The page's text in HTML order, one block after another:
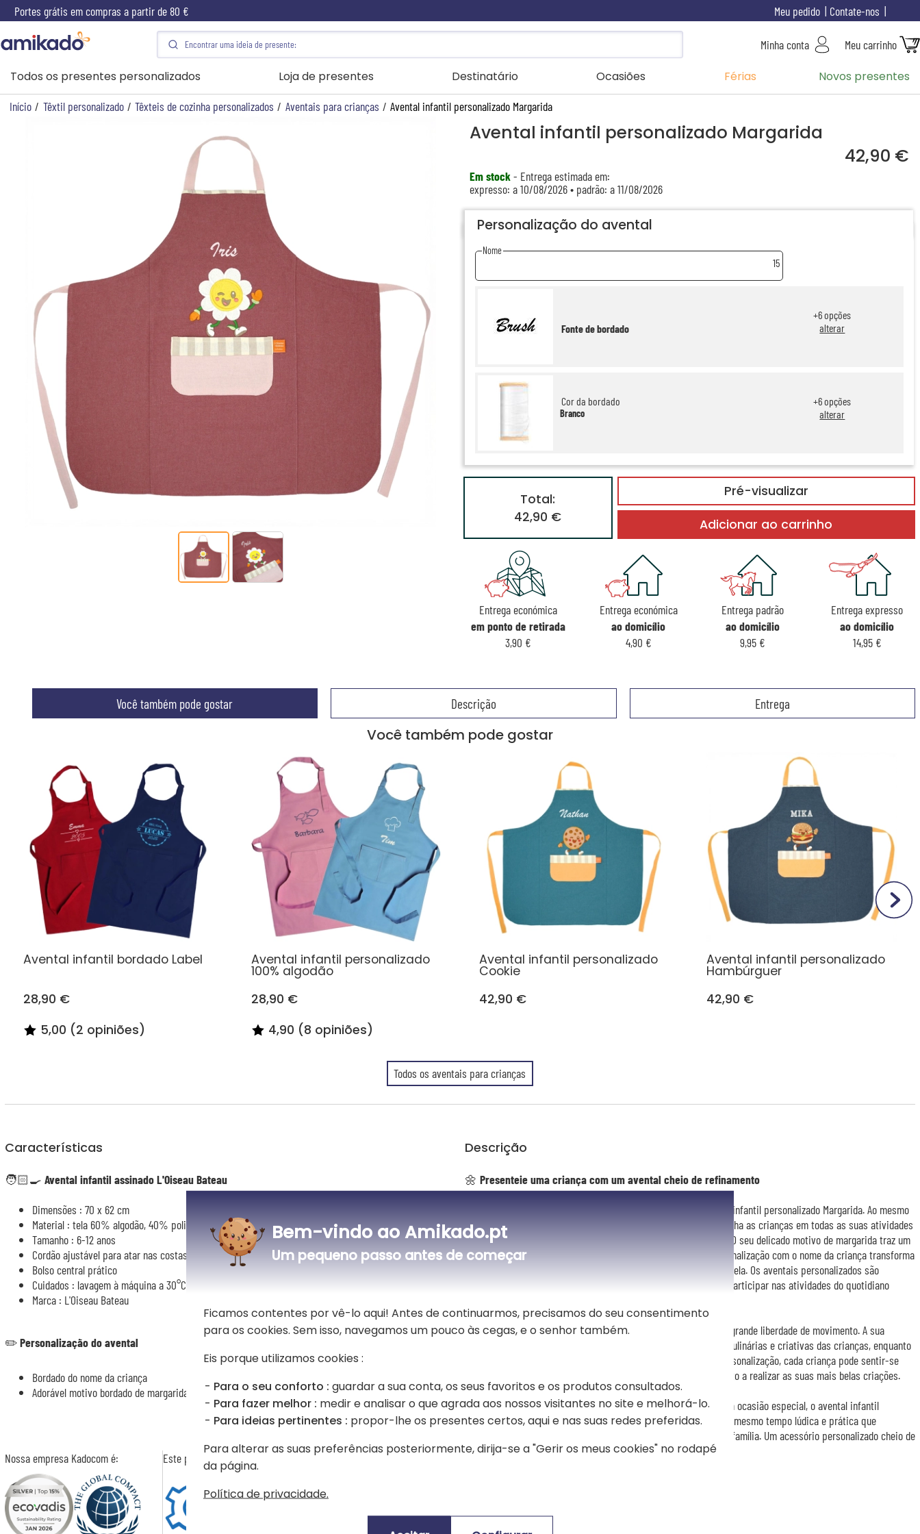
Portes grátis em compras a partir de 80 € Contate-nos
Meu pedido
Minha conta Meu carrinho
Todos os presentes personalizados Loja de presentes Destinatário Ocasiões Férias Novos presentes
Início / Têxtil personalizado / Têxteis de cozinha personalizados / Aventais para crianças / Avental infantil personalizado Margarida
Avental infantil personalizado Margarida
42,90 €
Em stock- Entrega estimada em:
expresso: a 10/08/2026 • padrão: a 11/08/2026
Personalização do avental
Nome
15
Fonte de bordado
+6opções
alterar
Cor da bordado
Branco
+6opções
alterar
Pré-visualizar
Total:
42,90 €
Adicionar ao carrinho
Entrega económica
em ponto de retirada
3,90 €
Entrega económica
ao domicílio
4,90 €
Entrega padrão
ao domicílio
9,95 €
Entrega expresso
ao domicílio
14,95 €
Você também pode gostar Descrição Entrega
Você também pode gostar
Avental infantil bordado Label
28,90 €
5,00 (2 opiniões)
Avental infantil personalizado
100% algodão
28,90 €
4,90 (8 opiniões)
Avental infantil personalizado
Cookie
42,90 €
Avental infantil personalizado
Hambúrguer
42,90 €
Todos os aventais para crianças
Características
🧑🏻‍🍳 Avental infantil assinado L'Oiseau Bateau
Dimensões : 70 x 62 cm
Material : tela 60% algodão, 40% poliéster - forro 100% poliéster - tecidos 100% Oeko-Tex
Tamanho : 6-12 anos
Cordão ajustável para atar nas costas
Bolso central prático
Cuidados : lavagem à máquina a 30°C, secador e demolha desaconselhados, passar a ferro pelo avesso
Marca : L'Oiseau Bateau
✏️Personalização do avental
Bordado do nome da criança
Adorável motivo bordado de margarida
Nossa empresa Kadocom é: Este presente é
Descrição
🌼Presenteie uma criança com um avental cheio de refinamento
Deixe florescer a criatividade dos pequenos chefs com o avental infantil personalizado Margarida. Ao mesmo
tempo prático e cheio de suavidade, este bonito avental acompanha as crianças em todas as suas atividades
criativas : culinária, pastelaria, pintura, jardinagem ou bricolage. O seu delicado motivo de margarida traz um
toque campestre e alegre que encantará crianças e pais. A personalização com o nome da criança transforma
este avental num acessório único, concebido especialmente para ela. Os aventais personalizados são
particularmente apreciados para encorajar os mais pequenos a participar nas atividades do quotidiano
Confortável de usar, este avental foi pensado para oferecer uma grande liberdade de movimento. A sua
construção robusta permite-lhe resistir às pequenas aventuras culinárias e criativas das crianças, enquanto
o corte adaptado facilita a sua utilização diária. Graças à sua personalização, cada criança pode sentir-se
como um verdadeiro chef pasteleiro ou um artista em herba pronto a realizar as suas mais belas criações.
Ideal como prenda de aniversário, de Natal ou para qualquer outra ocasião especial, o avental infantil
Margarida alia utilidade, originalidade e emoção. É uma prenda ao mesmo tempo lúdica e prática que
acompanhará a criança em numerosos momentos de partilha em família. Um acessório personalizado cheio de
charme que fará florescer sorrisos a cada utilização.
Bem-vindo ao Amikado.pt
Um pequeno passo antes de começar
Ficamos contentes por vê-lo aqui! Antes de continuarmos, precisamos do seu consentimento
para os cookies. Sem isso, navegamos um pouco às cegas, e o senhor também.
Eis porque utilizamos cookies :
Para o seu conforto : guardar a sua conta, os seus favoritos e os produtos consultados.
Para fazer melhor : medir e analisar o que agrada aos nossos visitantes no site e melhorá-lo.
Para ideias pertinentes : propor-lhe os presentes certos, aqui e nas suas redes preferidas.
Para alterar as suas preferências posteriormente, dirija-se a "Gerir os meus cookies" no rodapé
da página.
Política de privacidade.